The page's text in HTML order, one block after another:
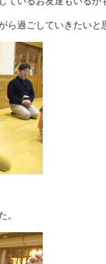
ら過ごしていきたい
。